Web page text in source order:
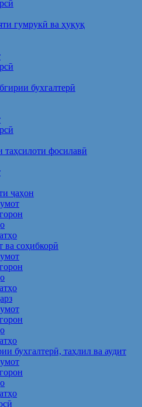
гумрукӣ ва ҳуқуқ
бухгалтерӣ
фосилавӣ
ҷаҳон
ва соҳибкорӣ
бухгалтерӣ, таҳлил ва аудит